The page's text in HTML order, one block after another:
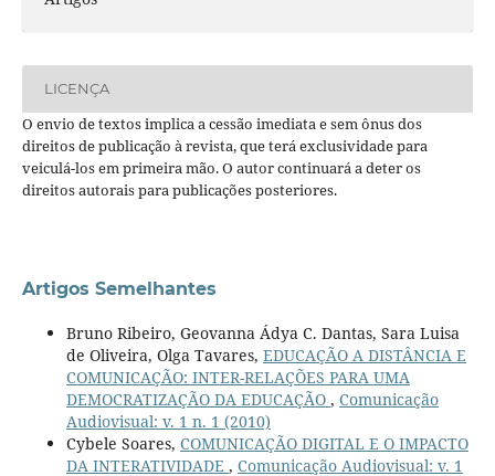
LICENÇA
O envio de textos implica a cessão imediata e sem ônus dos
direitos de publicação à revista, que terá exclusividade para
veiculá-los em primeira mão. O autor continuará a deter os
direitos autorais para publicações posteriores.
Artigos Semelhantes
Bruno Ribeiro, Geovanna Ádya C. Dantas, Sara Luisa
de Oliveira, Olga Tavares, EDUCAÇÃO A DISTÂNCIA E
COMUNICAÇÃO: INTER-RELAÇÕES PARA UMA
DEMOCRATIZAÇÃO DA EDUCAÇÃO , Comunicação
Audiovisual: v. 1 n. 1 (2010)
Cybele Soares, COMUNICAÇÃO DIGITAL E O IMPACTO
DA INTERATIVIDADE , Comunicação Audiovisual: v. 1